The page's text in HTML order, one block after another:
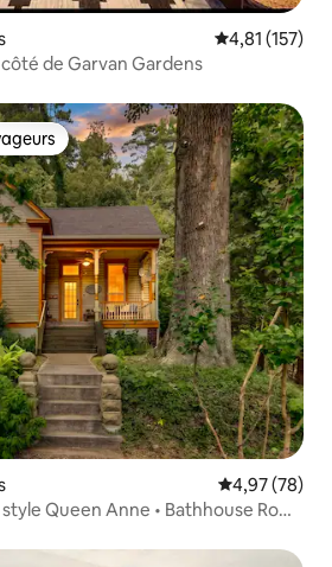
Évaluation
4,81 (157)
de Garvan Gardens
les plus appréciés
Évaluation
4,97 (78)
Queen Anne • Bathhouse Row